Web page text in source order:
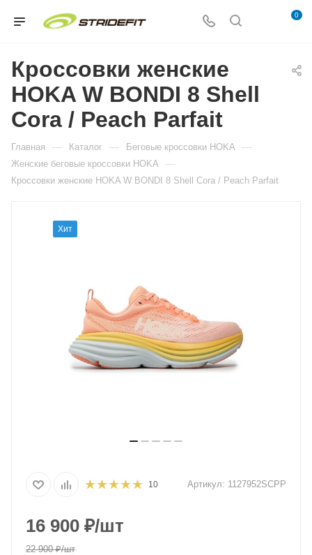
0
Кроссовки женские
HOKA W BONDI 8 Shell
Cora / Peach Parfait
Главная — Каталог — Беговые кроссовки HOKA —
Женские беговые кроссовки HOKA —
Кроссовки женские HOKA W BONDI 8 Shell Cora / Peach Parfait
Хит
10 Артикул: 1127952SCPP
16 900 ₽/шт
22 900₽/шт